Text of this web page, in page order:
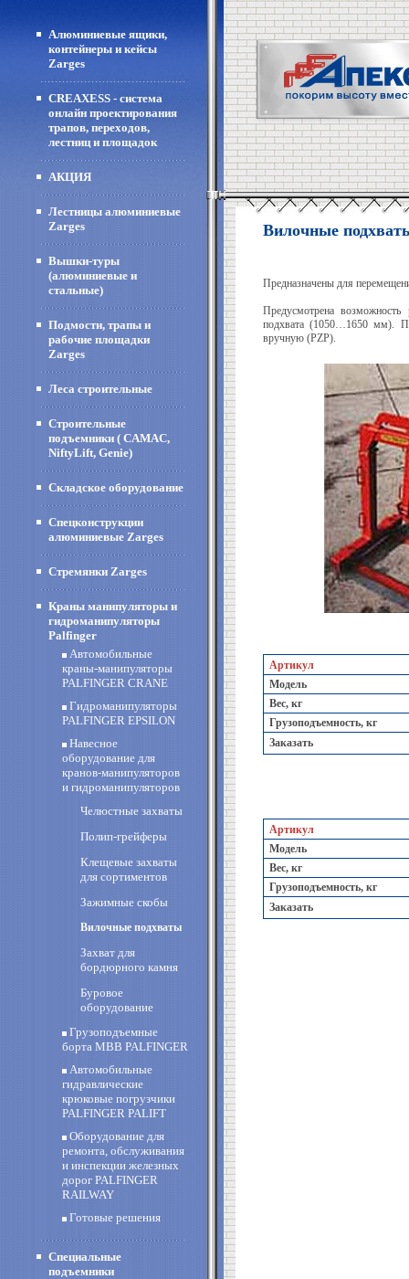
Алюминиевые ящики,
контейнеры и кейсы
Zarges
CREAXESS - система
онлайн проектирования
трапов, переходов,
лестниц и площадок
АКЦИЯ
Лестницы алюминиевые
Zarges
Вышки-туры
(алюминиевые и
стальные)
Подмости, трапы и
рабочие площадки
Zarges
Леса строительные
Строительные
подъемники ( CAMAC,
NiftyLift, Genie)
Складское оборудование
Спецконструкции
алюминиевые Zarges
Стремянки Zarges
Краны манипуляторы и
гидроманипуляторы
Palfinger
Автомобильные
краны-манипуляторы
PALFINGER CRANE
Гидроманипуляторы
PALFINGER EPSILON
Навесное
оборудование для
кранов-манипуляторов
и гидроманипуляторов
Челюстные захваты
Полип-грейферы
Клещевые захваты
для сортиментов
Зажимные скобы
Вилочные подхваты
Захват для
бордюрного камня
Буровое
оборудование
Грузоподъемные
борта MBB PALFINGER
Автомобильные
гидравлические
крюковые погрузчики
PALFINGER PALIFT
Оборудование для
ремонта, обслуживания
и инспекции железных
дорог PALFINGER
RAILWAY
Готовые решения
Специальные
подъемники
Вилочные
Предназначены для
Предусмотрена
подхвата (1050…1650 мм).
вручную (PZP).
Артикул
Модель
Вес, кг
Грузоподъемность, кг
Заказать
Артикул
Модель
Вес, кг
Грузоподъемность, кг
Заказать